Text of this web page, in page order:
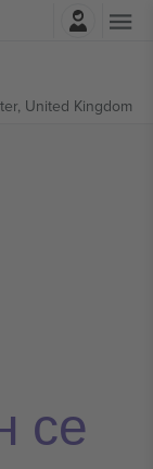
United Kingdom
се